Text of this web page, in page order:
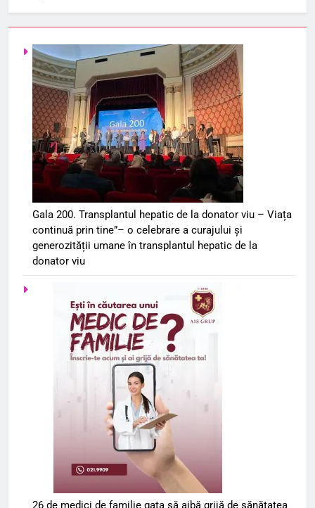
Gala 200. Transplantul hepatic de la donator viu – Viața
continuă prin tine”– o celebrare a curajului și
generozității umane în transplantul hepatic de la
donator viu
26 de medici de familie gata să aibă grijă de sănătatea